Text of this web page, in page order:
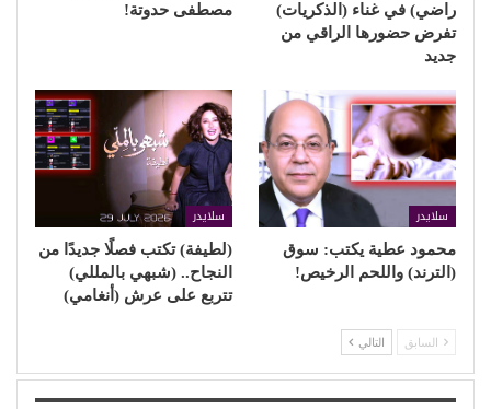
راضي) في غناء (الذكريات)
تفرض حضورها الراقي من
جديد
مصطفى حدوتة!
سلايدر
محمود عطية يكتب: سوق
(الترند) واللحم الرخيص!
سلايدر
(لطيفة) تكتب فصلًا جديدًا من
النجاح.. (شبهي بالمللي)
تتربع على عرش (أنغامي)
السابق التالي